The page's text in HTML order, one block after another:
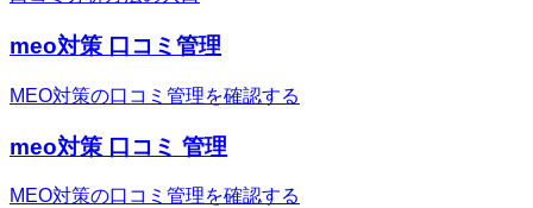
meo対策 口コミ管理
MEO対策の口コミ管理を確認する
meo対策 口コミ 管理
MEO対策の口コミ管理を確認する